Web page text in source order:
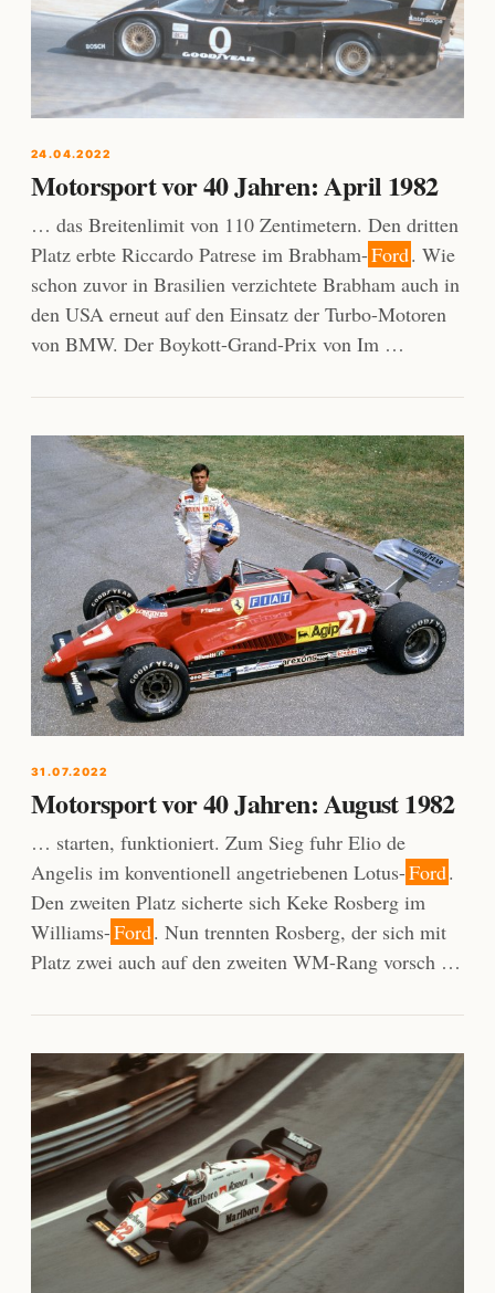
24.04.2022
Motorsport vor 40 Jahren: April 1982
… das Breitenlimit von 110 Zentimetern. Den dritten
Platz erbte Riccardo Patrese im Brabham-Ford. Wie
schon zuvor in Brasilien verzichtete Brabham auch in
den USA erneut auf den Einsatz der Turbo-Motoren
von BMW. Der Boykott-Grand-Prix von Im …
31.07.2022
Motorsport vor 40 Jahren: August 1982
… starten, funktioniert. Zum Sieg fuhr Elio de
Angelis im konventionell angetriebenen Lotus-Ford.
Den zweiten Platz sicherte sich Keke Rosberg im
Williams-Ford. Nun trennten Rosberg, der sich mit
Platz zwei auch auf den zweiten WM-Rang vorsch …